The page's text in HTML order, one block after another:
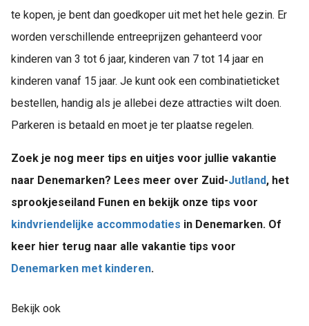
te kopen, je bent dan goedkoper uit met het hele gezin. Er
worden verschillende entreeprijzen gehanteerd voor
kinderen van 3 tot 6 jaar, kinderen van 7 tot 14 jaar en
kinderen vanaf 15 jaar. Je kunt ook een combinatieticket
bestellen, handig als je allebei deze attracties wilt doen.
Parkeren is betaald en moet je ter plaatse regelen.
Zoek je nog meer tips en uitjes voor jullie vakantie
naar Denemarken? Lees meer over Zuid-Jutland, het
sprookjeseiland Funen en bekijk onze tips voor
kindvriendelijke accommodaties in Denemarken. Of
keer hier terug naar alle vakantie tips voor
Denemarken met kinderen.
Bekijk ook